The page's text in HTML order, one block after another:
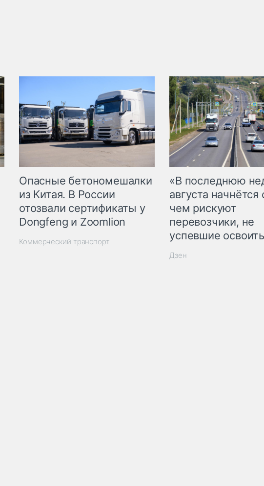
Опасные бетономешалки
из Китая. В России
отозвали сертификаты у
Dongfeng и Zoomlion
Коммерческий транспорт
«В последнюю
августа начнётся
чем рискуют
перевозчики, не
успевшие
Дзен